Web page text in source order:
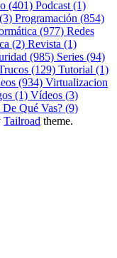
(401) Podcast (1)
Programación (854)
(977) Redes
(2) Revista (1)
(985) Series (94)
(129) Tutorial (1)
(934) Virtualizacion
(1) Vídeos (3)
Qué Vas? (9)
Tailroad theme.